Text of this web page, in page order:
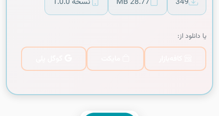
یا دانلود از: